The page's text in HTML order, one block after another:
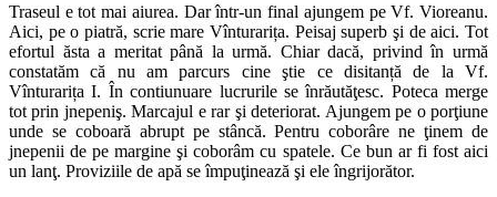
Traseul e tot mai aiurea. Dar într-un final ajungem pe Vf. Vioreanu.
Aici, pe o piatră, scrie mare Vînturarița. Peisaj superb şi de aici. Tot
efortul ăsta a meritat până la urmă. Chiar dacă, privind în urmă
constatăm că nu am parcurs cine ştie ce disitanță de la Vf.
Vînturarița I. În contiunuare lucrurile se înrăutăţesc. Poteca merge
tot prin jnepeniş. Marcajul e rar şi deteriorat. Ajungem pe o porţiune
unde se coboară abrupt pe stâncă. Pentru coborâre ne ţinem de
jnepenii de pe margine şi coborâm cu spatele. Ce bun ar fi fost aici
un lanţ. Proviziile de apă se împuţinează şi ele îngrijorător.